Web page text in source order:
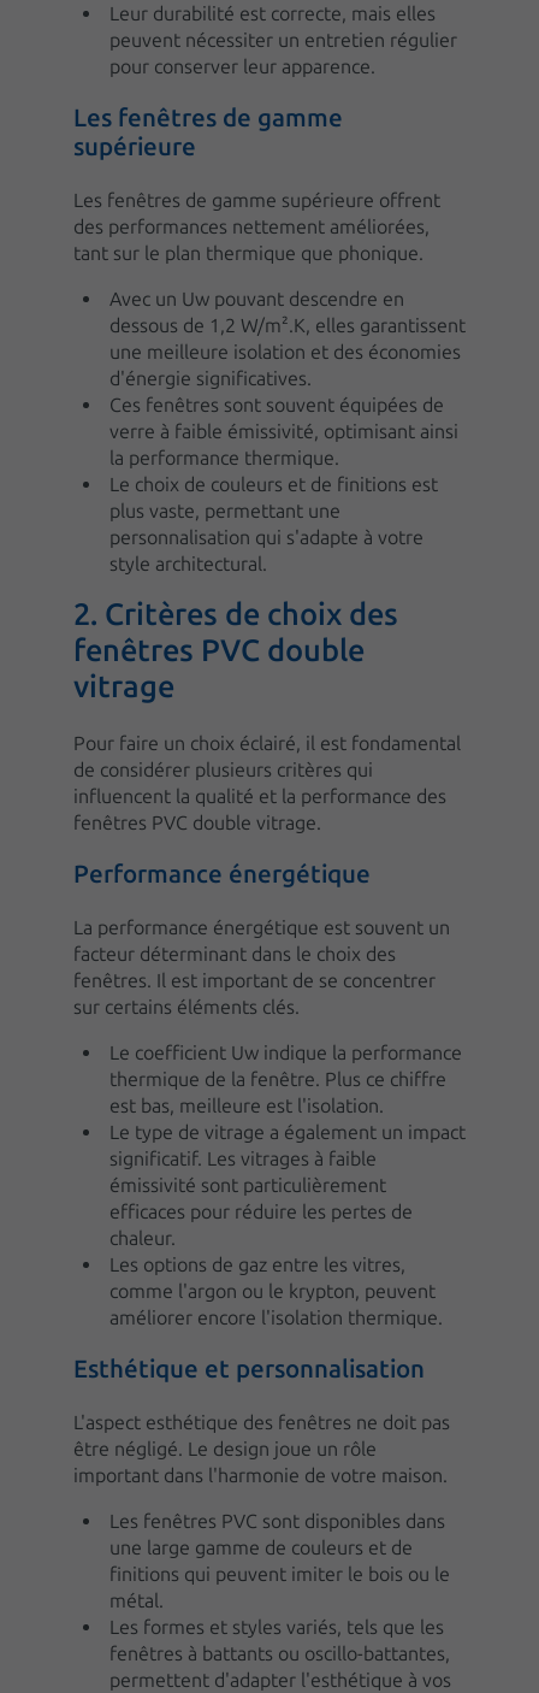
Leur durabilité est correcte, mais elles
peuvent nécessiter un entretien régulier
pour conserver leur apparence.
Les fenêtres de gamme
supérieure
Les fenêtres de gamme supérieure offrent
des performances nettement améliorées,
tant sur le plan thermique que phonique.
Avec un Uw pouvant descendre en
dessous de 1,2 W/m².K, elles garantissent
une meilleure isolation et des économies
d'énergie significatives.
Ces fenêtres sont souvent équipées de
verre à faible émissivité, optimisant ainsi
la performance thermique.
Le choix de couleurs et de finitions est
plus vaste, permettant une
personnalisation qui s'adapte à votre
style architectural.
2. Critères de choix des
fenêtres PVC double
vitrage
Pour faire un choix éclairé, il est fondamental
de considérer plusieurs critères qui
influencent la qualité et la performance des
fenêtres PVC double vitrage.
Performance énergétique
La performance énergétique est souvent un
facteur déterminant dans le choix des
fenêtres. Il est important de se concentrer
sur certains éléments clés.
Le coefficient Uw indique la performance
thermique de la fenêtre. Plus ce chiffre
est bas, meilleure est l'isolation.
Le type de vitrage a également un impact
significatif. Les vitrages à faible
émissivité sont particulièrement
efficaces pour réduire les pertes de
chaleur.
Les options de gaz entre les vitres,
comme l'argon ou le krypton, peuvent
améliorer encore l'isolation thermique.
Esthétique et personnalisation
L'aspect esthétique des fenêtres ne doit pas
être négligé. Le design joue un rôle
important dans l'harmonie de votre maison.
Les fenêtres PVC sont disponibles dans
une large gamme de couleurs et de
finitions qui peuvent imiter le bois ou le
métal.
Les formes et styles variés, tels que les
fenêtres à battants ou oscillo-battantes,
permettent d'adapter l'esthétique à vos